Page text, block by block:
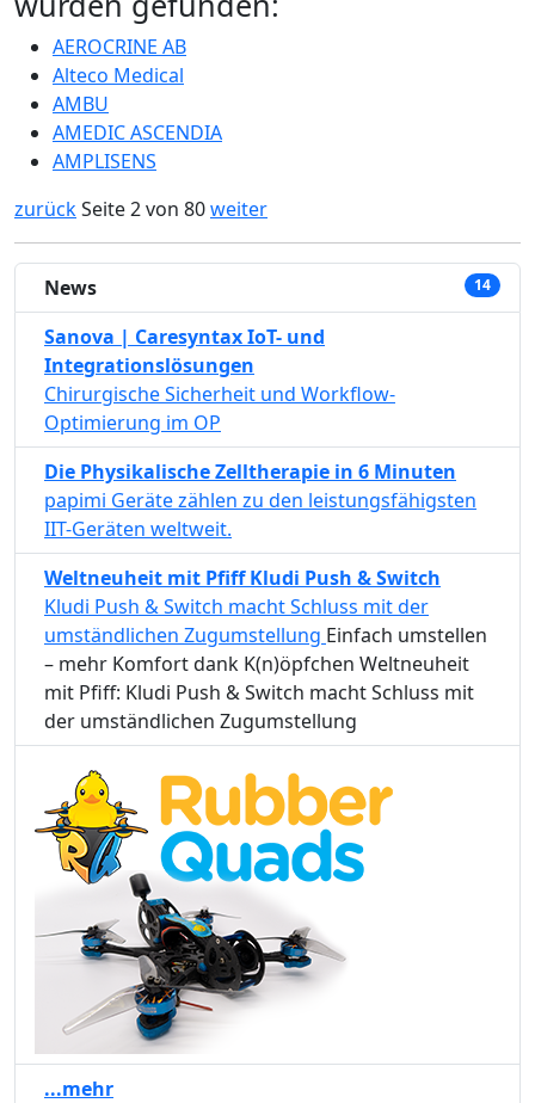
AEROCRINE AB
Alteco Medical
AMBU
AMEDIC ASCENDIA
AMPLISENS
zurückSeite 2 von 80weiter
News 14
Sanova | Caresyntax IoT- und
Integrationslösungen
Chirurgische Sicherheit und Workflow-
Optimierung im OP
Die Physikalische Zelltherapie in 6 Minuten
papimi Geräte zählen zu den leistungsfähigsten
IIT-Geräten weltweit.
Weltneuheit mit Pfiff Kludi Push & Switch
Kludi Push & Switch macht Schluss mit der
umständlichen Zugumstellung Einfach umstellen
– mehr Komfort dank K(n)öpfchen Weltneuheit
mit Pfiff: Kludi Push & Switch macht Schluss mit
der umständlichen Zugumstellung
...mehr